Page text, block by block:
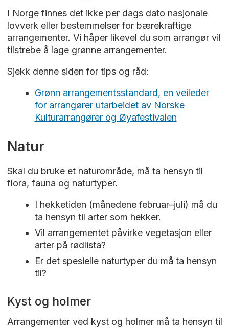
I Norge finnes det ikke per dags dato nasjonale
lovverk eller bestemmelser for bærekraftige
arrangementer. Vi håper likevel du som arrangør vil
tilstrebe å lage grønne arrangementer.
Sjekk denne siden for tips og råd:
Grønn arrangementsstandard, en veileder
for arrangører utarbeidet av Norske
Kulturarrangører og Øyafestivalen
Natur
Skal du bruke et naturområde, må ta hensyn til
flora, fauna og naturtyper.
I hekketiden (månedene februar–juli) må du
ta hensyn til arter som hekker.
Vil arrangementet påvirke vegetasjon eller
arter på rødlista?
Er det spesielle naturtyper du må ta hensyn
til?
Kyst og holmer
Arrangementer ved kyst og holmer må ta hensyn til